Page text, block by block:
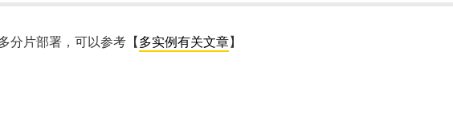
分片部署，可以参考【多实例有关文章】